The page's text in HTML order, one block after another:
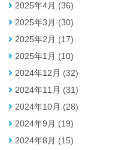
2025年4月 (36)
2025年3月 (30)
2025年2月 (17)
2025年1月 (10)
2024年12月 (32)
2024年11月 (31)
2024年10月 (28)
2024年9月 (19)
2024年8月 (15)